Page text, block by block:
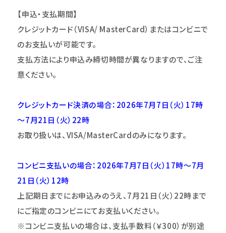
【申込・支払期間】
クレジットカード（VISA/ MasterCard）またはコンビニで
のお支払いが可能です。
支払方法により申込み締切時間が異なりますので、ご注
意ください。
クレジットカード決済の場合：2026年7月7日（火）17時
～7月21日（火）22時
お取り扱いは、VISA/MasterCardのみになります。
コンビニ支払いの場合：2026年7月7日（火）17時～7月
21日（火）12時
上記期日までにお申込みのうえ、7月21日（火）22時まで
にご指定のコンビニにてお支払いください。
※コンビニ支払いの場合は、支払手数料（￥300）が別途